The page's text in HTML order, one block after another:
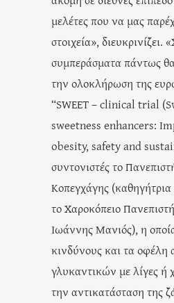
μελέτες που να μας
στοιχεία», διευκρινίζει.
συμπεράσματα πάντως
την ολοκλήρωση της
“SWEET – clinical trial
sweetness enhancers:
obesity, safety and
συντονιστές το
Κοπεγχάγης
το Χαροκόπειο
Ιωάννης Μανιός), η
κινδύνους και τα οφέλη
γλυκαντικών με λίγες ή
την αντικατάσταση της